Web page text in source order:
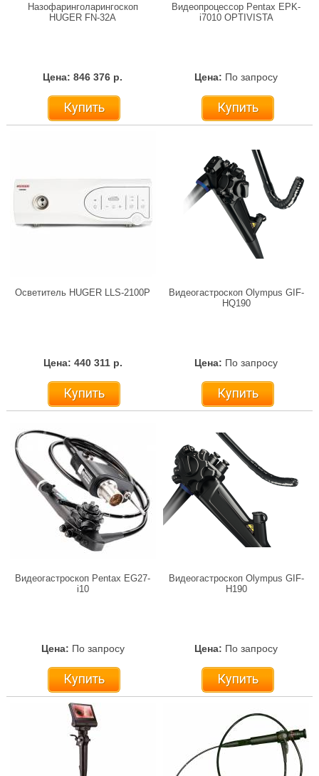
Назофаринголарингоскоп
HUGER FN-32A
Цена: 846 376 р.
Купить
Видеопроцессор Pentax EPK-
i7010 OPTIVISTA
Цена: По запросу
Купить
Осветитель HUGER LLS-2100P
Цена: 440 311 р.
Купить
Видеогастроскоп Olympus GIF-
HQ190
Цена: По запросу
Купить
Видеогастроскоп Pentax EG27-
i10
Цена: По запросу
Купить
Видеогастроскоп Olympus GIF-
H190
Цена: По запросу
Купить